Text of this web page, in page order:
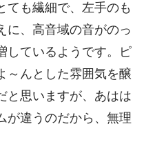
ても繊細で、左手のも
に、高音域の音がのっ
しているようです。ピ
～んとした雰囲気を醸
と思いますが、あはは
違うのだから、無理